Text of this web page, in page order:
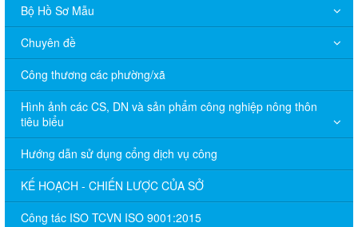
Bộ Hồ Sơ Mẫu
Chuyên đề
Công thương các phường/xã
Hình ảnh các CS, DN và sản phẩm công nghiệp nông thôn
tiêu biểu
Hướng dẫn sử dụng cổng dịch vụ công
KẾ HOẠCH - CHIẾN LƯỢC CỦA SỞ
Công tác ISO TCVN ISO 9001:2015